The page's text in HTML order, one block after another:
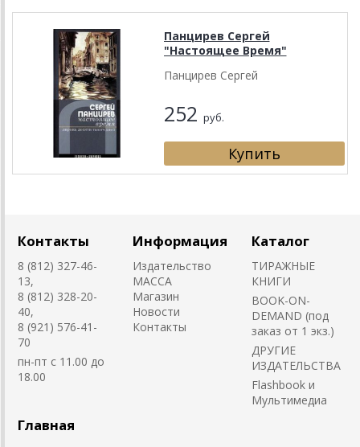
Панцирев Сергей
"Настоящее Время"
Панцирев Сергей
252 руб.
Контакты
8 (812) 327-46-
13,
8 (812) 328-20-
40,
8 (921) 576-41-
70
пн-пт с 11.00 до
18.00
Информация
Издательство
MACCA
Магазин
Новости
Контакты
Каталог
ТИРАЖНЫЕ
КНИГИ
BOOK-ON-
DEMAND (под
заказ от 1 экз.)
ДРУГИЕ
ИЗДАТЕЛЬСТВА
Flashbook и
Мультимедиа
Главная